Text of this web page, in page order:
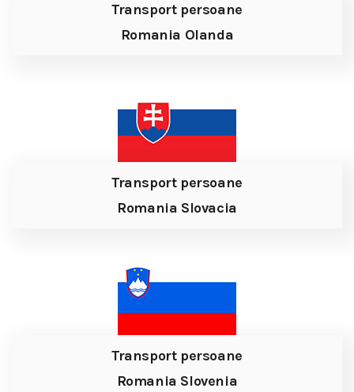
Transport persoane
Romania Olanda
Transport persoane
Romania Slovacia
Transport persoane
Romania Slovenia